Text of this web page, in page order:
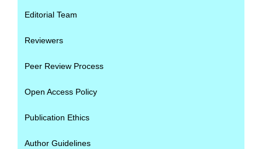
Editorial Team
Reviewers
Peer Review Process
Open Access Policy
Publication Ethics
Author Guidelines